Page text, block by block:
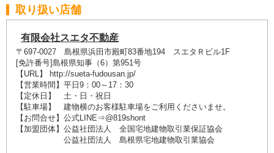
取り扱い店舗
有限会社スエタ不動産
〒697-0027 島根県浜田市殿町83番地194 スエタＲビル1F
[免許番号]島根県知事（6）第951号
【URL】 http://sueta-fudousan.jp/
【営業時間】平日9：00～17：30
【定休日】 土・日・祝日
【駐車場】 建物横のお客様駐車場をご利用くださいませ。
【お問合せ】公式LINE⇒@819shont
【加盟団体】公益社団法人 全国宅地建物取引業保証協会
公益社団法人 島根県宅地建物取引業協会